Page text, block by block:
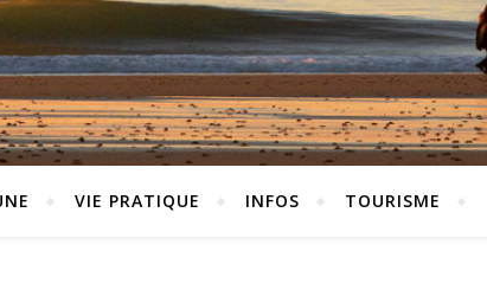
VIE PRATIQUE INFOS TOURISME